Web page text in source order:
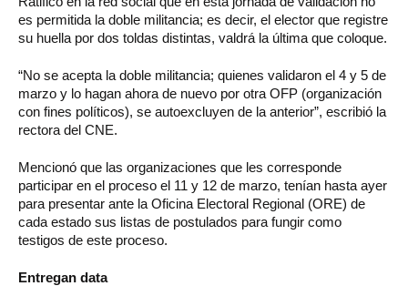
es permitida la doble militancia; es decir, el elector que registre
su huella por dos toldas distintas, valdrá la última que coloque.
“No se acepta la doble militancia; quienes validaron el 4 y 5 de
marzo y lo hagan ahora de nuevo por otra OFP (organización
con fines políticos), se autoexcluyen de la anterior”, escribió la
rectora del CNE.
Mencionó que las organizaciones que les corresponde
participar en el proceso el 11 y 12 de marzo, tenían hasta ayer
para presentar ante la Oficina Electoral Regional (ORE) de
cada estado sus listas de postulados para fungir como
testigos de este proceso.
Entregan data